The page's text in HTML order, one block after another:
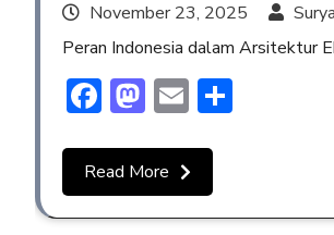
November 23, 2025 Surya
Peran Indonesia dalam Arsitektur
Facebook
Mastodon
Email
Read More